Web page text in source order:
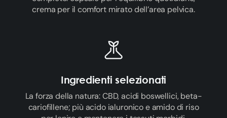
crema per il comfort mirato dell’area pelvica.
Ingredienti selezionati
La forza della natura: CBD, acidi boswellici, beta-
cariofillene; più acido ialuronico e amido di riso